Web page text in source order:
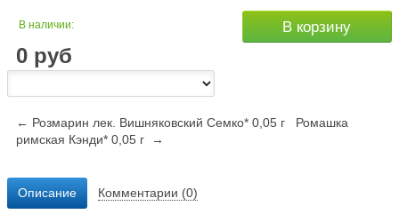
В наличии:
0 руб
В корзину
← Розмарин лек. Вишняковский Семко* 0,05 г
Ромашка
римская Кэнди* 0,05 г →
Описание Комментарии (0)